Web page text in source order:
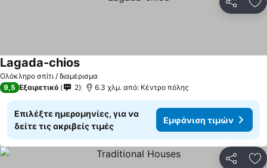
Ολόκληρο σπίτι / διαμέρισμα
Lagada-chios
9,5 Εξαιρετικό 2 6.3 χλμ. από: Κέντρο πόλης
Επιλέξτε ημερομηνίες, για να
δείτε τις ακριβείς τιμές
Εμφάνιση τιμών